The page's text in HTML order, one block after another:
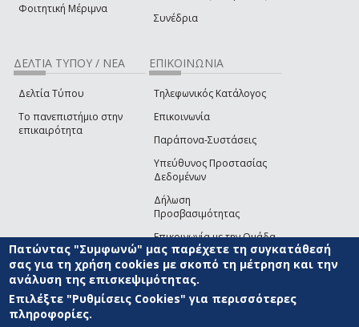
Φοιτητική Μέριμνα
Συνέδρια
ΔΕΛΤΙΑ ΤΥΠΟΥ / ΝΕΑ
Δελτία Τύπου
Το πανεπιστήμιο στην
επικαιρότητα
ΕΠΙΚΟΙΝΩΝΙΑ
Τηλεφωνικός Κατάλογος
Επικοινωνία
Παράπονα-Συστάσεις
Υπεύθυνος Προστασίας
Δεδομένων
Δήλωση
Προσβασιμότητας
Επικοινωνία με την Ομάδα
Ανάπτυξης του site(link sends e-mail)
© ΠΑΝΕΠΙΣΤΗΜΙΟ ΑΙΓΑΙΟΥ ΟΡΟΙ ΧΡΗΣΗΣ
ΑΝΑΠΤΥΞΗΣ
Πατώντας "Συμφωνώ" μας παρέχετε τη συγκατάθεσή
σας για τη χρήση cookies με σκοπό τη μέτρηση και την
ανάλυση της επισκεψιμότητας.
Επιλέξτε "Ρυθμίσεις Cookies" για περισσότερες
πληροφορίες.